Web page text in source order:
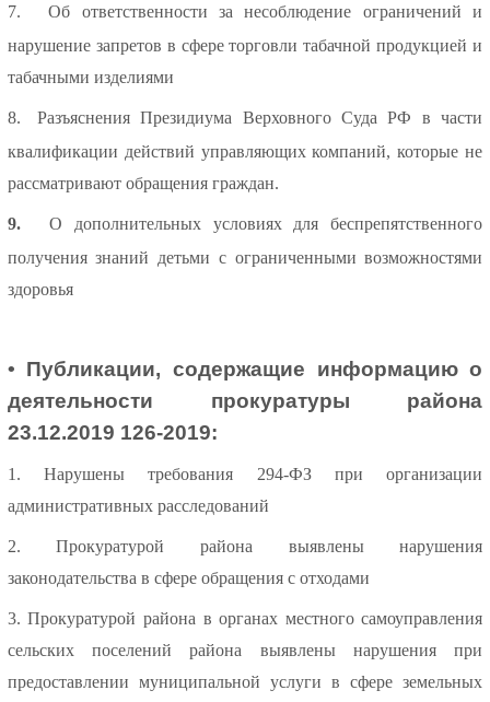
7.
Об ответственности за несоблюдение ограничений и
нарушение запретов в сфере торговли табачной продукцией и
табачными изделиями
8.
Разъяснения Президиума Верховного Суда РФ в части
квалификации действий управляющих компаний, которые не
рассматривают обращения граждан.
9.
О дополнительных условиях для беспрепятственного
получения знаний детьми с ограниченными возможностями
здоровья
• Публикации, содержащие информацию о
деятельности прокуратуры района
23.12.2019 126-2019:
1. Нарушены требования 294-ФЗ при организации
административных расследований
2. Прокуратурой района выявлены нарушения
законодательства в сфере обращения с отходами
3. Прокуратурой района в органах местного самоуправления
сельских поселений района выявлены нарушения при
предоставлении муниципальной услуги в сфере земельных